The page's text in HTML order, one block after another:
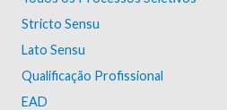
Stricto Sensu
Lato Sensu
Qualificação Profissional
EAD